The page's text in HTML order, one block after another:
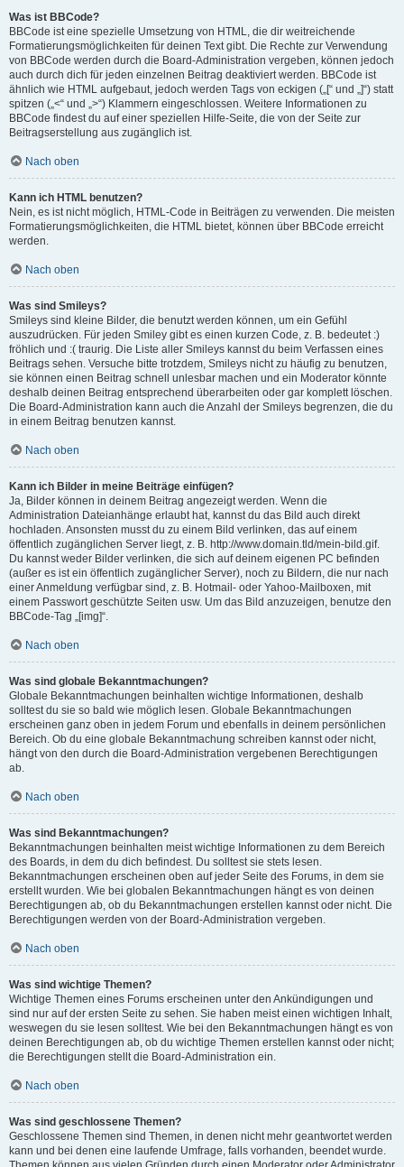
Was ist BBCode?
BBCode ist eine spezielle Umsetzung von HTML, die dir weitreichende
Formatierungsmöglichkeiten für deinen Text gibt. Die Rechte zur Verwendung
von BBCode werden durch die Board-Administration vergeben, können jedoch
auch durch dich für jeden einzelnen Beitrag deaktiviert werden. BBCode ist
ähnlich wie HTML aufgebaut, jedoch werden Tags von eckigen („[“ und „]“) statt
spitzen („<“ und „>“) Klammern eingeschlossen. Weitere Informationen zu
BBCode findest du auf einer speziellen Hilfe-Seite, die von der Seite zur
Beitragserstellung aus zugänglich ist.
Nach oben
Kann ich HTML benutzen?
Nein, es ist nicht möglich, HTML-Code in Beiträgen zu verwenden. Die meisten
Formatierungsmöglichkeiten, die HTML bietet, können über BBCode erreicht
werden.
Nach oben
Was sind Smileys?
Smileys sind kleine Bilder, die benutzt werden können, um ein Gefühl
auszudrücken. Für jeden Smiley gibt es einen kurzen Code, z. B. bedeutet :)
fröhlich und :( traurig. Die Liste aller Smileys kannst du beim Verfassen eines
Beitrags sehen. Versuche bitte trotzdem, Smileys nicht zu häufig zu benutzen,
sie können einen Beitrag schnell unlesbar machen und ein Moderator könnte
deshalb deinen Beitrag entsprechend überarbeiten oder gar komplett löschen.
Die Board-Administration kann auch die Anzahl der Smileys begrenzen, die du
in einem Beitrag benutzen kannst.
Nach oben
Kann ich Bilder in meine Beiträge einfügen?
Ja, Bilder können in deinem Beitrag angezeigt werden. Wenn die
Administration Dateianhänge erlaubt hat, kannst du das Bild auch direkt
hochladen. Ansonsten musst du zu einem Bild verlinken, das auf einem
öffentlich zugänglichen Server liegt, z. B. http://www.domain.tld/mein-bild.gif.
Du kannst weder Bilder verlinken, die sich auf deinem eigenen PC befinden
(außer es ist ein öffentlich zugänglicher Server), noch zu Bildern, die nur nach
einer Anmeldung verfügbar sind, z. B. Hotmail- oder Yahoo-Mailboxen, mit
einem Passwort geschützte Seiten usw. Um das Bild anzuzeigen, benutze den
BBCode-Tag „[img]“.
Nach oben
Was sind globale Bekanntmachungen?
Globale Bekanntmachungen beinhalten wichtige Informationen, deshalb
solltest du sie so bald wie möglich lesen. Globale Bekanntmachungen
erscheinen ganz oben in jedem Forum und ebenfalls in deinem persönlichen
Bereich. Ob du eine globale Bekanntmachung schreiben kannst oder nicht,
hängt von den durch die Board-Administration vergebenen Berechtigungen
ab.
Nach oben
Was sind Bekanntmachungen?
Bekanntmachungen beinhalten meist wichtige Informationen zu dem Bereich
des Boards, in dem du dich befindest. Du solltest sie stets lesen.
Bekanntmachungen erscheinen oben auf jeder Seite des Forums, in dem sie
erstellt wurden. Wie bei globalen Bekanntmachungen hängt es von deinen
Berechtigungen ab, ob du Bekanntmachungen erstellen kannst oder nicht. Die
Berechtigungen werden von der Board-Administration vergeben.
Nach oben
Was sind wichtige Themen?
Wichtige Themen eines Forums erscheinen unter den Ankündigungen und
sind nur auf der ersten Seite zu sehen. Sie haben meist einen wichtigen Inhalt,
weswegen du sie lesen solltest. Wie bei den Bekanntmachungen hängt es von
deinen Berechtigungen ab, ob du wichtige Themen erstellen kannst oder nicht;
die Berechtigungen stellt die Board-Administration ein.
Nach oben
Was sind geschlossene Themen?
Geschlossene Themen sind Themen, in denen nicht mehr geantwortet werden
kann und bei denen eine laufende Umfrage, falls vorhanden, beendet wurde.